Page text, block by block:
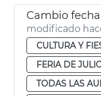
modificado
CULTURA Y
FERIA DE
TODAS LAS